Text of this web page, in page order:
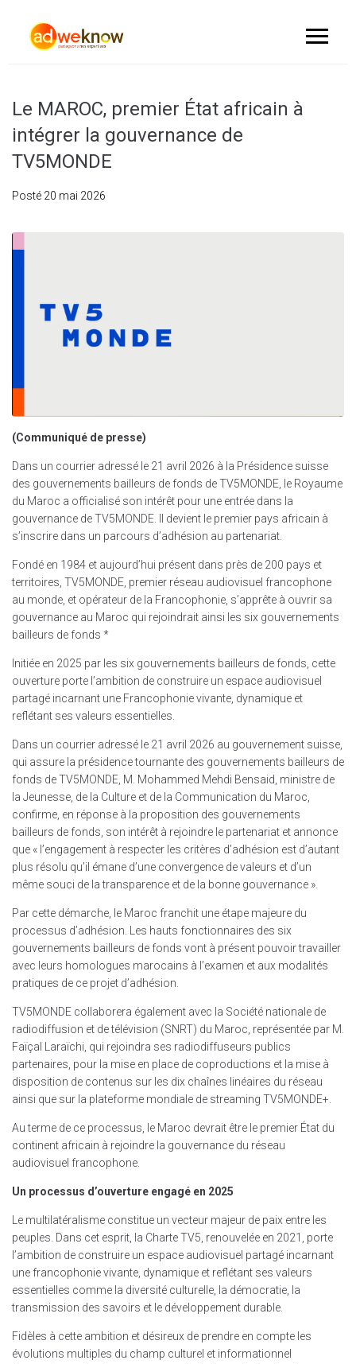
Le MAROC, premier État africain à
intégrer la gouvernance de
TV5MONDE
Posté 20 mai 2026
(Communiqué de presse)
Dans un courrier adressé le 21 avril 2026 à la Présidence suisse
des gouvernements bailleurs de fonds de TV5MONDE, le Royaume
du Maroc a officialisé son intérêt pour une entrée dans la
gouvernance de TV5MONDE. Il devient le premier pays africain à
s’inscrire dans un parcours d’adhésion au partenariat.
Fondé en 1984 et aujourd’hui présent dans près de 200 pays et
territoires, TV5MONDE, premier réseau audiovisuel francophone
au monde, et opérateur de la Francophonie, s’apprête à ouvrir sa
gouvernance au Maroc qui rejoindrait ainsi les six gouvernements
bailleurs de fonds *
Initiée en 2025 par les six gouvernements bailleurs de fonds, cette
ouverture porte l’ambition de construire un espace audiovisuel
partagé incarnant une Francophonie vivante, dynamique et
reflétant ses valeurs essentielles.
Dans un courrier adressé le 21 avril 2026 au gouvernement suisse,
qui assure la présidence tournante des gouvernements bailleurs de
fonds de TV5MONDE, M. Mohammed Mehdi Bensaid, ministre de
la Jeunesse, de la Culture et de la Communication du Maroc,
confirme, en réponse à la proposition des gouvernements
bailleurs de fonds, son intérêt à rejoindre le partenariat et annonce
que « l’engagement à respecter les critères d’adhésion est d’autant
plus résolu qu’il émane d’une convergence de valeurs et d’un
même souci de la transparence et de la bonne gouvernance ».
Par cette démarche, le Maroc franchit une étape majeure du
processus d’adhésion. Les hauts fonctionnaires des six
gouvernements bailleurs de fonds vont à présent pouvoir travailler
avec leurs homologues marocains à l’examen et aux modalités
pratiques de ce projet d’adhésion.
TV5MONDE collaborera également avec la Société nationale de
radiodiffusion et de télévision (SNRT) du Maroc, représentée par M.
Faïçal Laraïchi, qui rejoindra ses radiodiffuseurs publics
partenaires, pour la mise en place de coproductions et la mise à
disposition de contenus sur les dix chaînes linéaires du réseau
ainsi que sur la plateforme mondiale de streaming TV5MONDE+.
Au terme de ce processus, le Maroc devrait être le premier État du
continent africain à rejoindre la gouvernance du réseau
audiovisuel francophone.
Un processus d’ouverture engagé en 2025
Le multilatéralisme constitue un vecteur majeur de paix entre les
peuples. Dans cet esprit, la Charte TV5, renouvelée en 2021, porte
l’ambition de construire un espace audiovisuel partagé incarnant
une francophonie vivante, dynamique et reflétant ses valeurs
essentielles comme la diversité culturelle, la démocratie, la
transmission des savoirs et le développement durable.
Fidèles à cette ambition et désireux de prendre en compte les
évolutions multiples du champ culturel et informationnel